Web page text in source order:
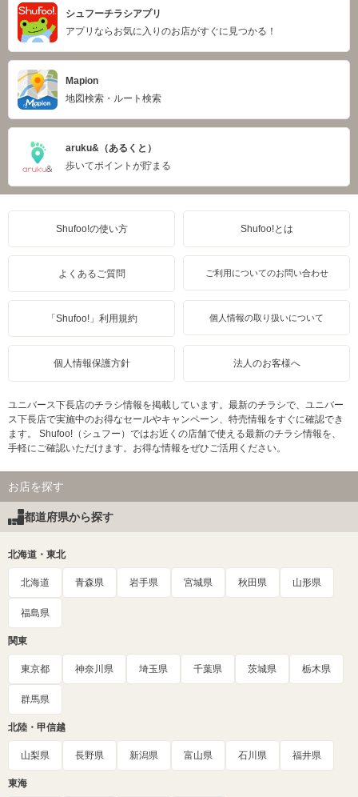
シュフーチラシアプリ
アプリならお気に入りのお店がすぐに見つかる！
Mapion
地図検索・ルート検索
aruku&（あるくと）
歩いてポイントが貯まる
Shufoo!の使い方 Shufoo!とは
よくあるご質問 ご利用についてのお問い合わせ
「Shufoo!」利用規約 個人情報の取り扱いについて
個人情報保護方針 法人のお客様へ
ユニバース下長店のチラシ情報を掲載しています。最新のチラシで、ユニバー
ス下長店で実施中のお得なセールやキャンペーン、特売情報をすぐに確認でき
ます。 Shufoo!（シュフー）ではお近くの店舗で使える最新のチラシ情報を、
手軽にご確認いただけます。お得な情報をぜひご活用ください。
お店を探す
都道府県から探す
北海道・東北
北海道 青森県 岩手県 宮城県 秋田県 山形県
福島県
関東
東京都 神奈川県 埼玉県 千葉県 茨城県 栃木県
群馬県
北陸・甲信越
山梨県 長野県 新潟県 富山県 石川県 福井県
東海